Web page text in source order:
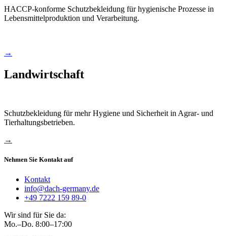
HACCP-konforme Schutzbekleidung für hygienische Prozesse in
Lebensmittelproduktion und Verarbeitung.
→
Landwirtschaft
Schutzbekleidung für mehr Hygiene und Sicherheit in Agrar- und
Tierhaltungsbetrieben.
→
Nehmen Sie Kontakt auf
Kontakt
info@dach-germany.de
+49 7222 159 89-0
Wir sind für Sie da:
Mo.–Do. 8:00–17:00